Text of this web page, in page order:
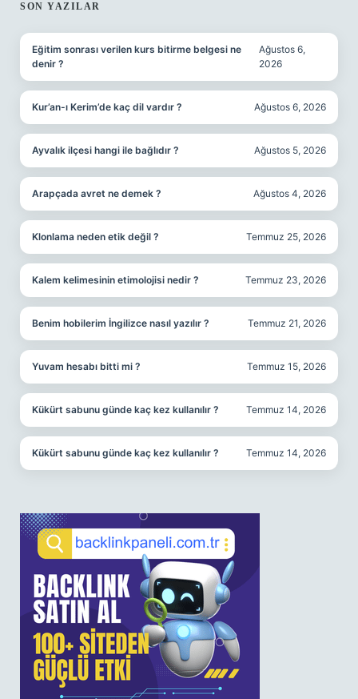
SIDEBAR
SON YAZILAR
Eğitim sonrası verilen kurs bitirme belgesi ne
denir ?
Ağustos 6,
2026
Kur’an-ı Kerim’de kaç dil vardır ? Ağustos 6, 2026
Ayvalık ilçesi hangi ile bağlıdır ? Ağustos 5, 2026
Arapçada avret ne demek ? Ağustos 4, 2026
Klonlama neden etik değil ? Temmuz 25, 2026
Kalem kelimesinin etimolojisi nedir ? Temmuz 23, 2026
Benim hobilerim İngilizce nasıl yazılır ? Temmuz 21, 2026
Yuvam hesabı bitti mi ? Temmuz 15, 2026
Kükürt sabunu günde kaç kez kullanılır ? Temmuz 14, 2026
Kükürt sabunu günde kaç kez kullanılır ? Temmuz 14, 2026